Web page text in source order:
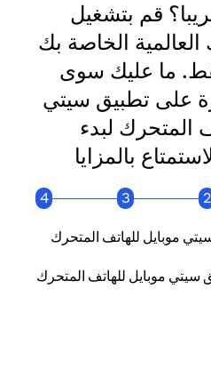
قم بتشغيل
الخاصة بك
ما عليك سوى
على تطبيق سيتي
المتحرك لبدء
بالمزايا
2
3
4
موبايل للهاتف المتحرك